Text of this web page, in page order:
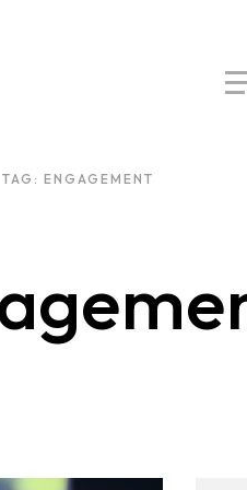
TAG: ENGAGEMENT